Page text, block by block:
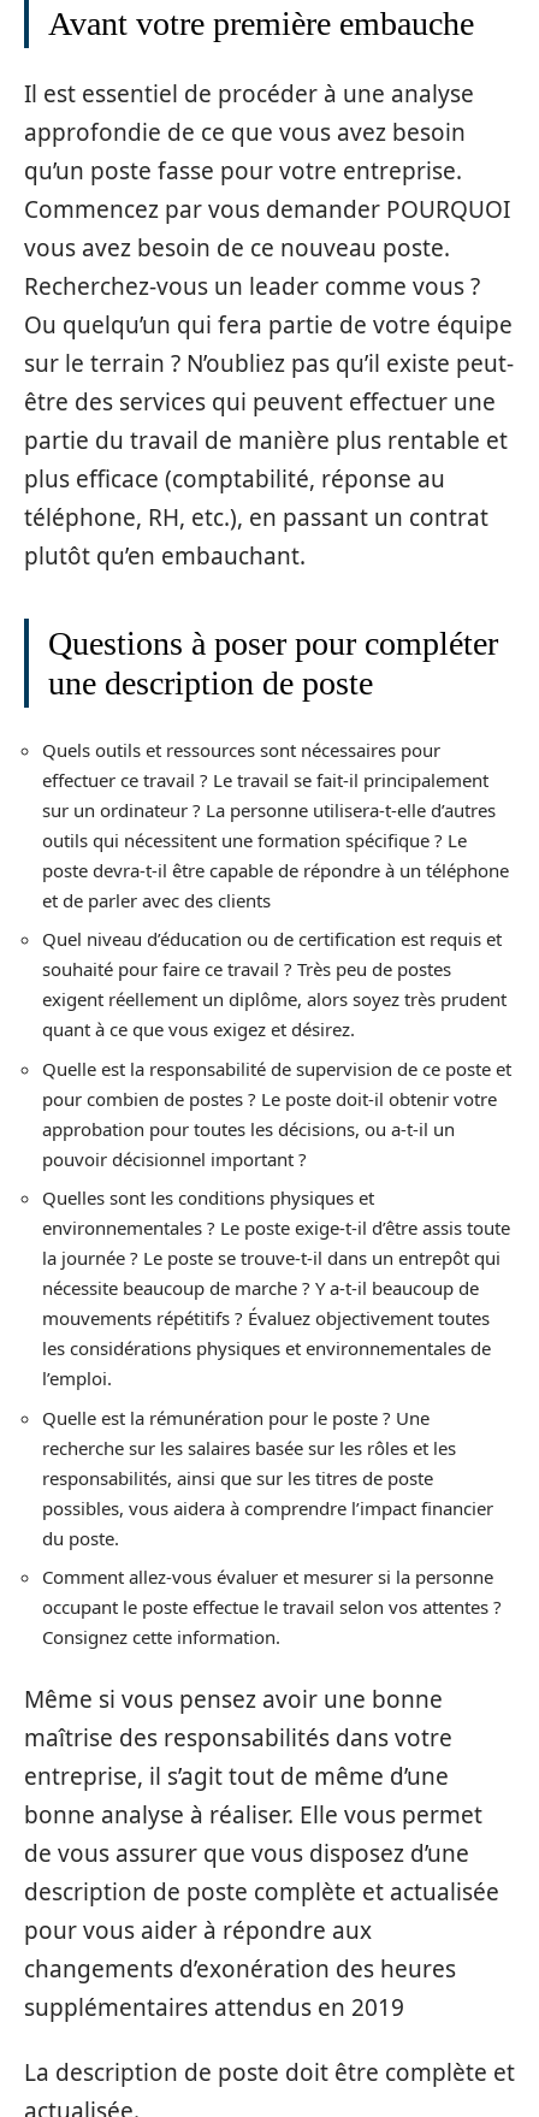
Avant votre première embauche
Il est essentiel de procéder à une analyse
approfondie de ce que vous avez besoin
qu’un poste fasse pour votre entreprise.
Commencez par vous demander POURQUOI
vous avez besoin de ce nouveau poste.
Recherchez-vous un leader comme vous ?
Ou quelqu’un qui fera partie de votre équipe
sur le terrain ? N’oubliez pas qu’il existe peut-
être des services qui peuvent effectuer une
partie du travail de manière plus rentable et
plus efficace (comptabilité, réponse au
téléphone, RH, etc.), en passant un contrat
plutôt qu’en embauchant.
Questions à poser pour compléter
une description de poste
Quels outils et ressources sont nécessaires pour
effectuer ce travail ? Le travail se fait-il principalement
sur un ordinateur ? La personne utilisera-t-elle d’autres
outils qui nécessitent une formation spécifique ? Le
poste devra-t-il être capable de répondre à un téléphone
et de parler avec des clients
Quel niveau d’éducation ou de certification est requis et
souhaité pour faire ce travail ? Très peu de postes
exigent réellement un diplôme, alors soyez très prudent
quant à ce que vous exigez et désirez.
Quelle est la responsabilité de supervision de ce poste et
pour combien de postes ? Le poste doit-il obtenir votre
approbation pour toutes les décisions, ou a-t-il un
pouvoir décisionnel important ?
Quelles sont les conditions physiques et
environnementales ? Le poste exige-t-il d’être assis toute
la journée ? Le poste se trouve-t-il dans un entrepôt qui
nécessite beaucoup de marche ? Y a-t-il beaucoup de
mouvements répétitifs ? Évaluez objectivement toutes
les considérations physiques et environnementales de
l’emploi.
Quelle est la rémunération pour le poste ? Une
recherche sur les salaires basée sur les rôles et les
responsabilités, ainsi que sur les titres de poste
possibles, vous aidera à comprendre l’impact financier
du poste.
Comment allez-vous évaluer et mesurer si la personne
occupant le poste effectue le travail selon vos attentes ?
Consignez cette information.
Même si vous pensez avoir une bonne
maîtrise des responsabilités dans votre
entreprise, il s’agit tout de même d’une
bonne analyse à réaliser. Elle vous permet
de vous assurer que vous disposez d’une
description de poste complète et actualisée
pour vous aider à répondre aux
changements d’exonération des heures
supplémentaires attendus en 2019
La description de poste doit être complète et